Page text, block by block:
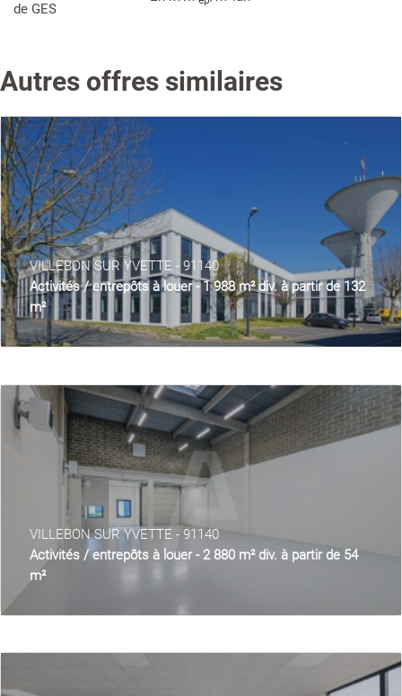
de GES
Autres offres similaires
VILLEBON SUR YVETTE - 91140
Activités / entrepôts à louer - 1 988 m² div. à partir de 132
m²
VILLEBON SUR YVETTE - 91140
Activités / entrepôts à louer - 2 880 m² div. à partir de 54
m²